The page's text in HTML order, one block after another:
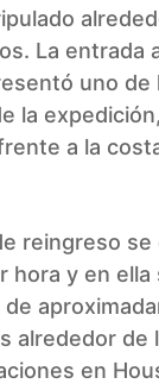
La entrada
uno de
la
a la
reingreso
hora y en ella
alrededor de
en